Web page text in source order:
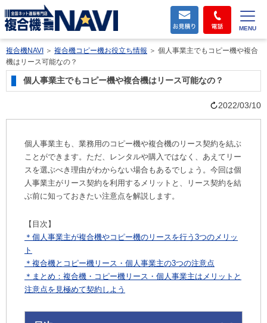
MENU
複合機NAVI ＞ 複合機コピー機お役立ち情報 ＞ 個人事業主でもコピー機や複合
機はリース可能なの？
個人事業主でもコピー機や複合機はリース可能なの？
2022/03/10
個人事業主も、業務用のコピー機や複合機のリース契約を結ぶ
ことができます。ただ、レンタルや購入ではなく、あえてリー
スを選ぶべき理由がわからない場合もあるでしょう。今回は個
人事業主がリース契約を利用するメリットと、リース契約を結
ぶ前に知っておきたい注意点を解説します。
【目次】
＊個人事業主が複合機やコピー機のリースを行う3つのメリッ
ト
＊複合機とコピー機リース・個人事業主の3つの注意点
＊まとめ：複合機・コピー機リース・個人事業主はメリットと
注意点を見極めて契約しよう